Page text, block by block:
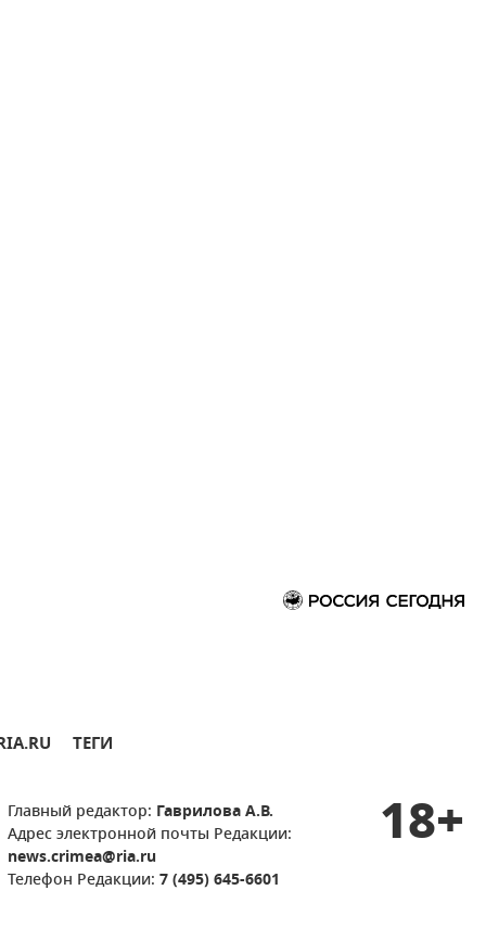
ТЕГИ
Главный редактор: Гаврилова А.В.
Адрес электронной почты Редакции:
news.crimea@ria.ru
Телефон Редакции: 7 (495) 645-6601
18+